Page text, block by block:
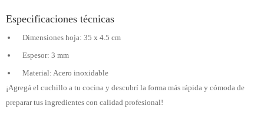
Especificaciones técnicas
Dimensiones hoja: 35 x 4.5 cm
Espesor: 3 mm
Material: Acero inoxidable
¡Agregá el cuchillo a tu cocina y descubrí la forma más rápida y cómoda de
preparar tus ingredientes con calidad profesional!